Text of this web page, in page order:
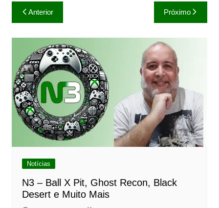
Navegação
de
Post
Anterior Próximo
Notícias
N3 – Ball X Pit, Ghost Recon, Black
Desert e Muito Mais